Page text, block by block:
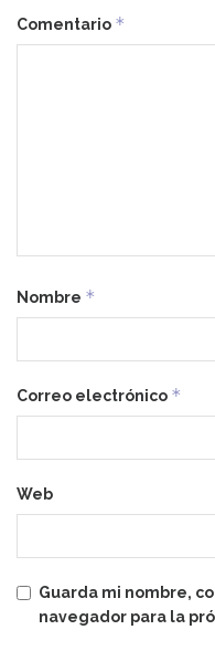
Comentario *
Nombre *
Correo electrónico *
Web
Guarda mi nombre,
navegador para la